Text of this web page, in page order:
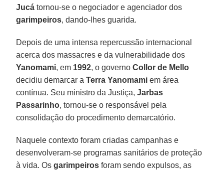
Jucá tornou-se o negociador e agenciador dos
garimpeiros, dando-lhes guarida.
Depois de uma intensa repercussão internacional
acerca dos massacres e da vulnerabilidade dos
Yanomami, em 1992, o governoCollor de Mello
decidiu demarcar aTerra Yanomami em área
contínua. Seu ministro da Justiça,Jarbas
Passarinho, tornou-se o responsável pela
consolidação do procedimento demarcatório.
Naquele contexto foram criadas campanhas e
desenvolveram-se programas sanitários de proteção
à vida. Osgarimpeiros foram sendo expulsos, as